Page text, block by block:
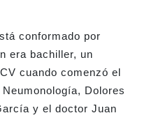
conformado por
era bachiller, un
cuando comenzó el
Dolores
y el doctor Juan